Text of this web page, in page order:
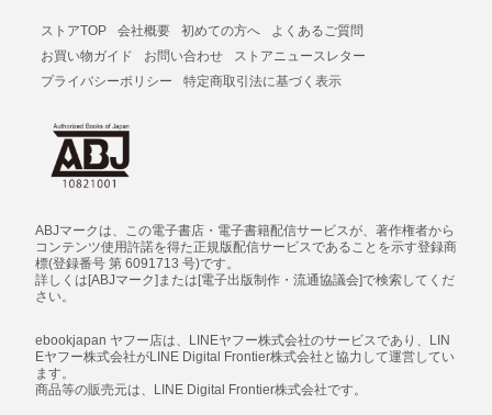
ストアTOP 会社概要 初めての方へ
よくあるご質問
お買い物ガイド
お問い合わせ
ストアニュースレター
プライバシーポリシー
特定商取引法に基づく表示
ABJマークは、この電子書店・電子書籍配信サービスが、著作権者から
コンテンツ使用許諾を得た正規版配信サービスであることを示す登録商
標(登録番号 第 6091713 号)です。
詳しくは[ABJマーク]または[電子出版制作・流通協議会]で検索してくだ
さい。
ebookjapan ヤフー店は、LINEヤフー株式会社のサービスであり、LIN
Eヤフー株式会社がLINE Digital Frontier株式会社と協力して運営してい
ます。
商品等の販売元は、LINE Digital Frontier株式会社です。